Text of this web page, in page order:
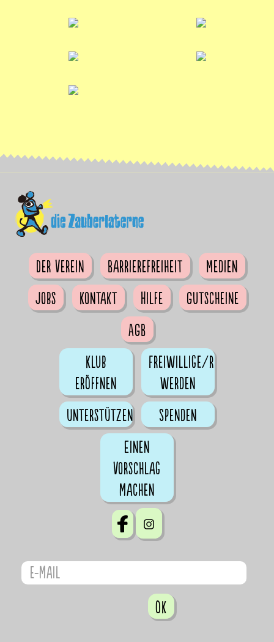
Der Verein Barrierefreiheit
Medien
Jobs
Kontakt Hilfe
Gutscheine
AGB
Klub
eröffnen
Freiwillige/r
werden
Unterstützen
Spenden
Einen
Vorschlag
machen
OK